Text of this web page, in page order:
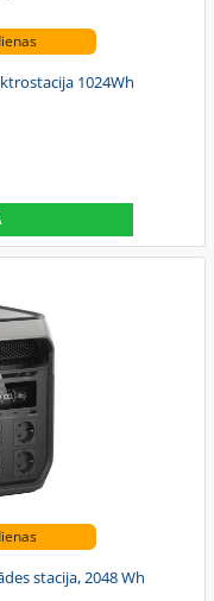
1024Wh
stacija, 2048 Wh